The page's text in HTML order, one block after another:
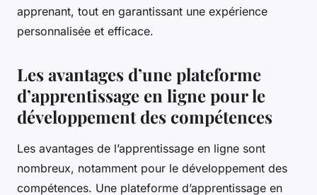
apprenant, tout en garantissant une expérience
personnalisée et efficace.
Les avantages d’une plateforme
d’apprentissage en ligne pour le
développement des compétences
Les avantages de l’apprentissage en ligne sont
nombreux, notamment pour le développement des
compétences. Une plateforme d’apprentissage en